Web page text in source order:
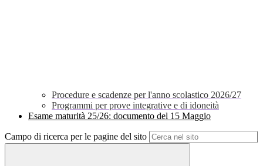
Procedure e scadenze per l'anno scolastico 2026/27
Programmi per prove integrative e di idoneità
Esame maturità 25/26: documento del 15 Maggio
Campo di ricerca per le pagine del sito